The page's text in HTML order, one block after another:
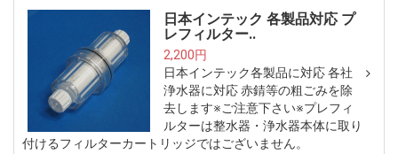
日本インテック 各製品対応 プ
レフィルター..
2,200円
日本インテック各製品に対応 各社
浄水器に対応 赤錆等の粗ごみを除
去します※ご注意下さい※プレフィ
ルターは整水器・浄水器本体に取り
付けるフィルターカートリッジではございません。